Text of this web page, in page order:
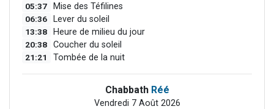
05:37 Mise des Téfilines
06:36 Lever du soleil
13:38 Heure de milieu du jour
20:38 Coucher du soleil
21:21 Tombée de la nuit
Chabbath Réé
Vendredi 7 Août 2026